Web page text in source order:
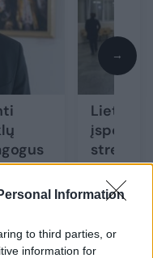
Information
to third parties, or
information for
→